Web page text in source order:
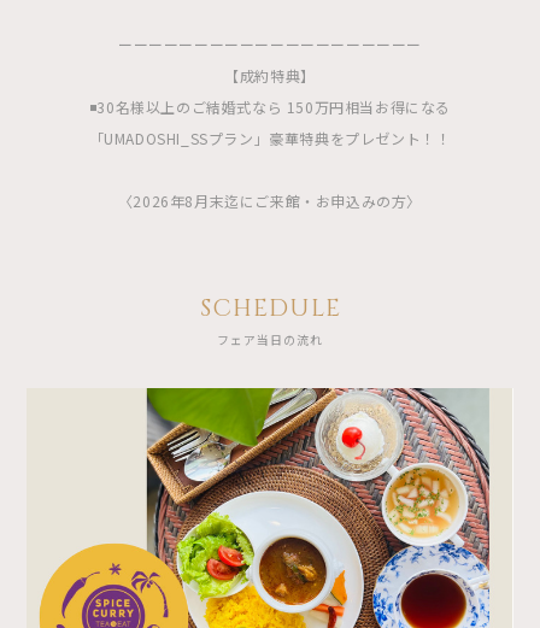
ーーーーーーーーーーーーーーーーーーーー
【成約特典】
◾️30名様以上のご結婚式なら 150万円相当お得になる
「UMADOSHI_SSプラン」豪華特典をプレゼント！！
〈2026年8月末迄にご来館・お申込みの方〉
SCHEDULE
フェア当日の流れ